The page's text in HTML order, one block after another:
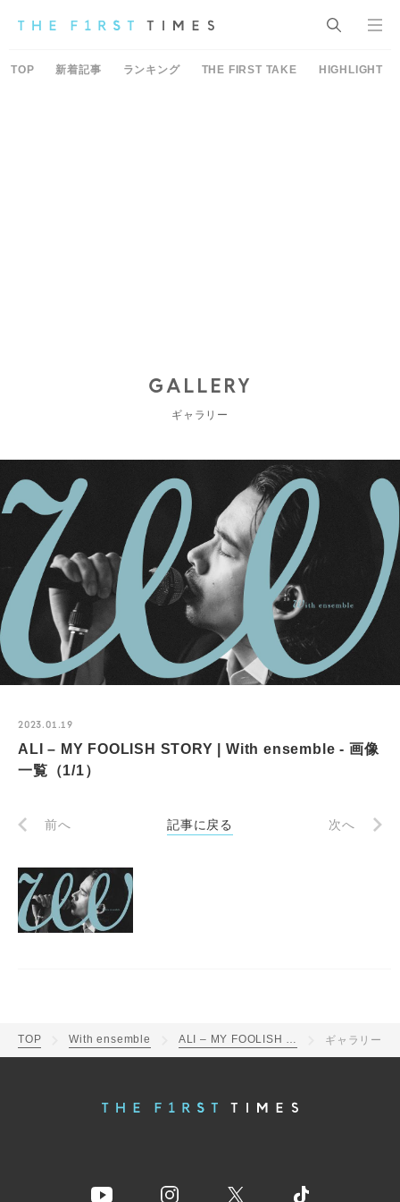
TOP 新着記事 ランキング THE FIRST TAKE HIGHLIGHT
GALLERY
ギャラリー
2023.01.19
ALI – MY FOOLISH STORY | With ensemble - 画像
一覧（1/1）
前へ 記事に戻る 次へ
TOP With ensemble ALI – MY FOOLISH STORY | With ensemble ギャラリー